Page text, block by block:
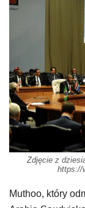
Zdjęcie z
https://
Muthoo, który